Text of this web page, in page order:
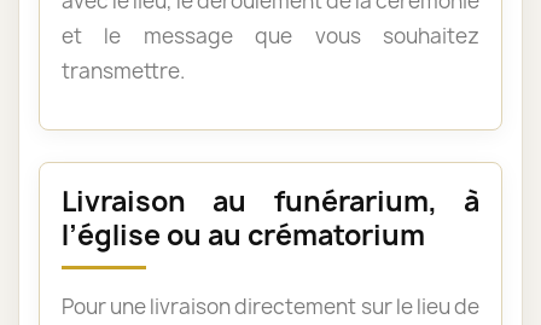
et le message que vous souhaitez
transmettre.
Livraison au funérarium, à
l’église ou au crématorium
Pour une livraison directement sur le lieu de